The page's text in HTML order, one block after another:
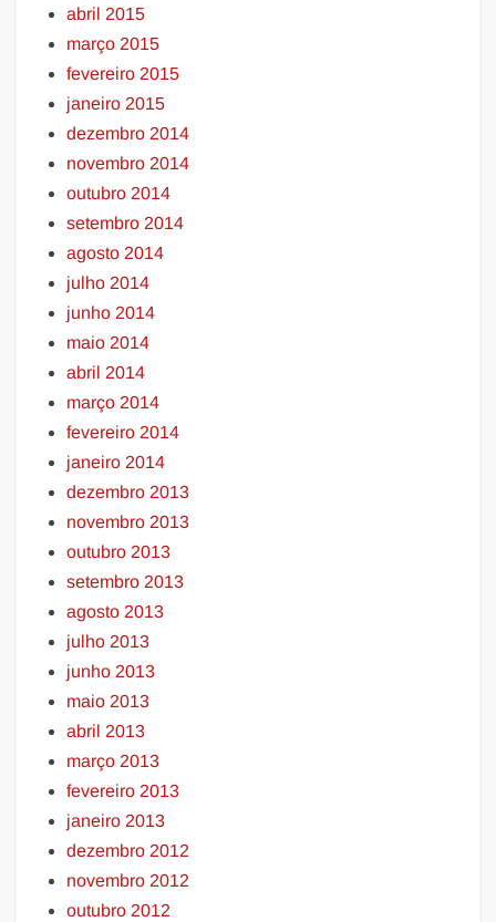
abril 2015
março 2015
fevereiro 2015
janeiro 2015
dezembro 2014
novembro 2014
outubro 2014
setembro 2014
agosto 2014
julho 2014
junho 2014
maio 2014
abril 2014
março 2014
fevereiro 2014
janeiro 2014
dezembro 2013
novembro 2013
outubro 2013
setembro 2013
agosto 2013
julho 2013
junho 2013
maio 2013
abril 2013
março 2013
fevereiro 2013
janeiro 2013
dezembro 2012
novembro 2012
outubro 2012